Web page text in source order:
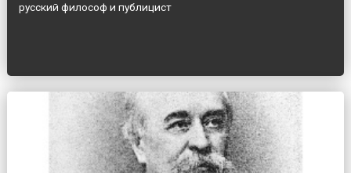
русский философ и публицист